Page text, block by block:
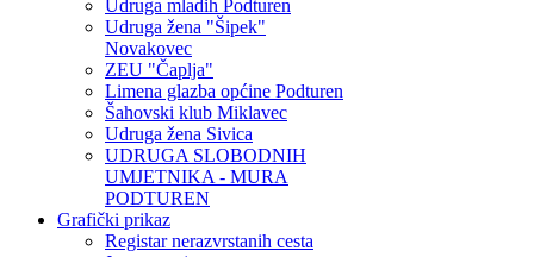
Udruga mladih Podturen
Udruga žena "Šipek"
Novakovec
ZEU "Čaplja"
Limena glazba općine Podturen
Šahovski klub Miklavec
Udruga žena Sivica
UDRUGA SLOBODNIH
UMJETNIKA - MURA
PODTUREN
Grafički prikaz
Registar nerazvrstanih cesta